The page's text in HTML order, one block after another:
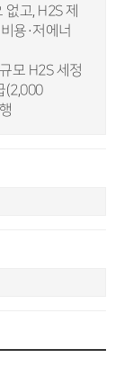
고, H2S 제
용·저에너
모 H2S 세정
(2,000